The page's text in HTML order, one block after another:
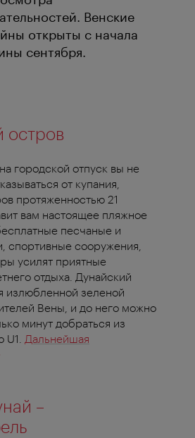
Венские
открыты с начала
сентября.
остров
городской отпуск вы не
от купания,
протяженностью 21
вам настоящее пляжное
песчаные и
спортивные сооружения,
усилят приятные
отдыха. Дунайский
излюбленной зеленой
Вены, и до него можно
минут добраться из
Дальнейшая
–